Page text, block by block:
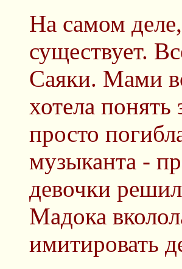
На самом
существует.
Саяки. Мами
хотела
просто
музыканта -
девочки
Мадока
имитировать